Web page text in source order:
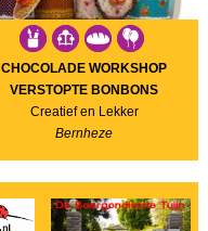
CHOCOLADE WORKSHOP
VERSTOPTE BONBONS
Creatief en Lekker
Bernheze